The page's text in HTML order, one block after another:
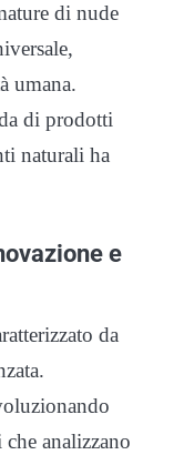
di nude
umana.
di prodotti
naturali ha
e
da
che analizzano